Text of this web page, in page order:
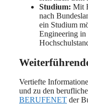
Studium: Mit
nach
ein Studium
Engineering in
Vertiefte
und zu den
BERUFENET der